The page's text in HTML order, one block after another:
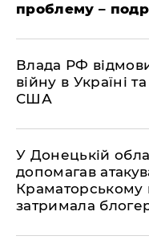
проблему –
Влада РФ
війну в Україні
США
У Донецькій
допомагав
затримала